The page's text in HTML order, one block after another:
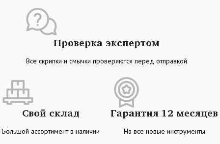
Проверка экспертом
Все скрипки и смычки проверяются перед отправкой
Свой склад
Большой ассортимент в наличии
Гарантия 12 месяцев
На все новые инструменты